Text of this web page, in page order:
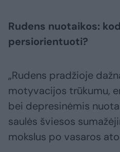
Rudens nuotaikos:
persiorientuoti?
„Rudens pradžioje
motyvacijos trūkumu,
bei depresinėmis
saulės šviesos
mokslus po vasaros